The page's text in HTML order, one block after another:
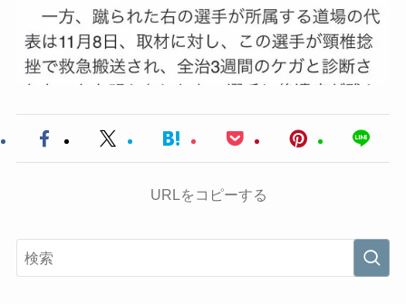
URLをコピーする